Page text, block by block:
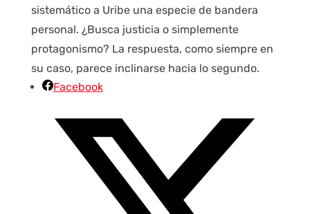
sistemático a Uribe una especie de bandera
personal. ¿Busca justicia o simplemente
protagonismo? La respuesta, como siempre en
su caso, parece inclinarse hacia lo segundo.
Facebook